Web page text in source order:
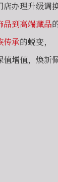
办理升级调
品到高端藏品
传承的蜕变，
增值，焕新